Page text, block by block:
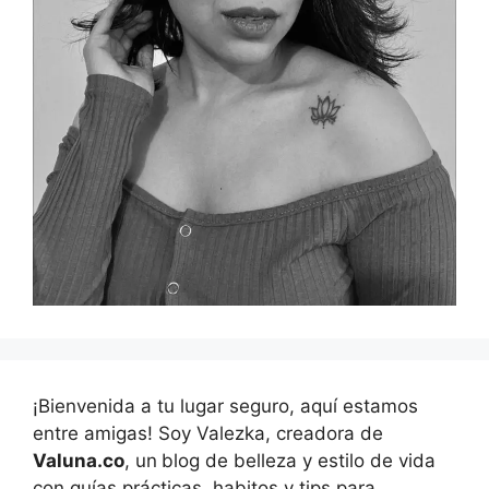
¡Bienvenida a tu lugar seguro, aquí estamos
entre amigas! Soy Valezka, creadora de
Valuna.co, un blog de belleza y estilo de vida